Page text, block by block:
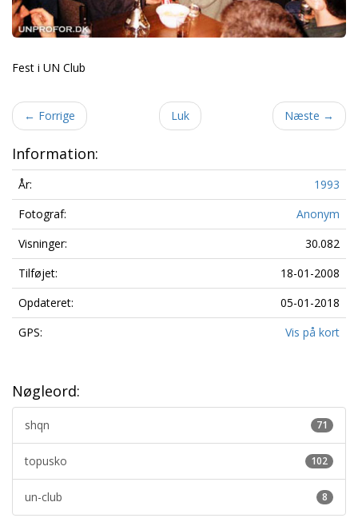
Fest i UN Club
← Forrige Luk Næste →
Information:
År:
1993
Fotograf:
Anonym
Visninger:
30.082
Tilføjet:
18-01-2008
Opdateret:
05-01-2018
GPS:
Vis på kort
Nøgleord:
71
shqn
102
topusko
8
un-club